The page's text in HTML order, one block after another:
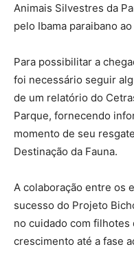
Animais Silvestres da
pelo Ibama paraibano
Para possibilitar a
foi necessário seguir
de um relatório do
Parque, fornecendo
momento de seu
Destinação da Fauna.
A colaboração entre os
sucesso do Projeto
no cuidado com filhotes
crescimento até a fase